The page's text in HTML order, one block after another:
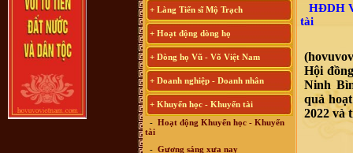
+ Làng Tiến sĩ Mộ Trạch
+ Hoạt động dòng họ
+ Dòng họ Vũ - Võ Việt Nam
+ Doanh nghiệp - Doanh nhân
+ Khuyến học - Khuyến tài
- Hoạt động Khuyến học - Khuyến
tài
- Gương sáng xưa nay
HĐDH
tài
Hội
Ninh
quả
2022 và